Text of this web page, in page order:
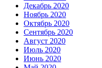
Декабрь 2020
Ноябрь 2020
Октябрь 2020
Сентябрь 2020
Август 2020
Июль 2020
Июнь 2020